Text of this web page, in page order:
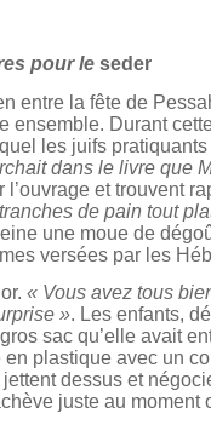
pour le seder
entre la fête de
ensemble. Durant
les juifs
dans le livre que
l’ouvrage et trouvent
de pain tout
une moue de
versées par les
« Vous avez tous
». Les enfants,
sac qu’elle avait
plastique avec un
dessus et
juste au moment